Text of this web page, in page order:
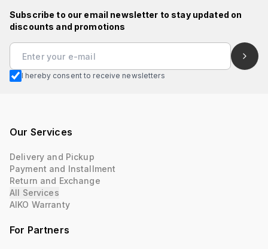
Subscribe to our email newsletter to stay updated on
discounts and promotions
I hereby consent to receive newsletters
Our Services
Delivery and Pickup
Payment and Installment
Return and Exchange
All Services
AIKO Warranty
For Partners